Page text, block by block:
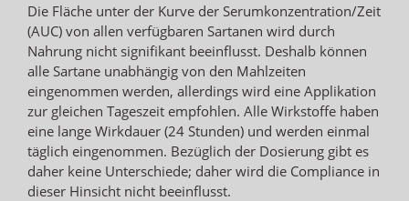
Die Fläche unter der Kurve der Serumkonzentration/Zeit
(AUC) von allen verfügbaren Sartanen wird durch
Nahrung nicht signifikant beeinflusst. Deshalb können
alle Sartane unabhängig von den Mahlzeiten
eingenommen werden, allerdings wird eine Applikation
zur gleichen Tageszeit empfohlen. Alle Wirkstoffe haben
eine lange Wirkdauer (24 Stunden) und werden einmal
täglich eingenommen. Bezüglich der Dosierung gibt es
daher keine Unterschiede; daher wird die Compliance in
dieser Hinsicht nicht beeinflusst.